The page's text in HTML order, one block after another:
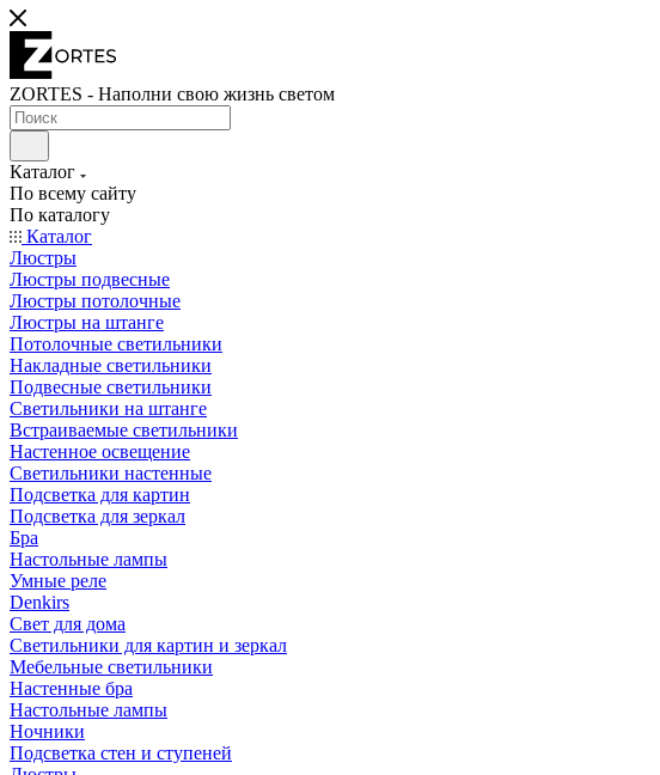
ZORTES - Наполни свою жизнь светом
Каталог
По всему сайту
По каталогу
Каталог
Люстры
Люстры подвесные
Люстры потолочные
Люстры на штанге
Потолочные светильники
Накладные светильники
Подвесные светильники
Светильники на штанге
Встраиваемые светильники
Настенное освещение
Светильники настенные
Подсветка для картин
Подсветка для зеркал
Бра
Настольные лампы
Умные реле
Denkirs
Свет для дома
Светильники для картин и зеркал
Мебельные светильники
Настенные бра
Настольные лампы
Ночники
Подсветка стен и ступеней